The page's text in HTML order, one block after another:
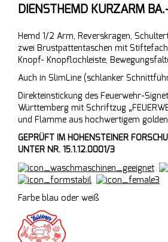
DIENSTHEMD KURZARM
Hemd 1/2 Arm, Reverskragen,
zwei Brustpattentaschen mit
Knopf- Knopflochleiste,
Auch in SlimLine (schlanker
Direkteinstickung des Feuerwehr-
Württemberg mit Schriftzug
und Flamme aus hochwertigem
GEPRÜFT IM HOHENSTEINER
UNTER NR. 15.1.12.0001/3
Farbe blau oder weiß